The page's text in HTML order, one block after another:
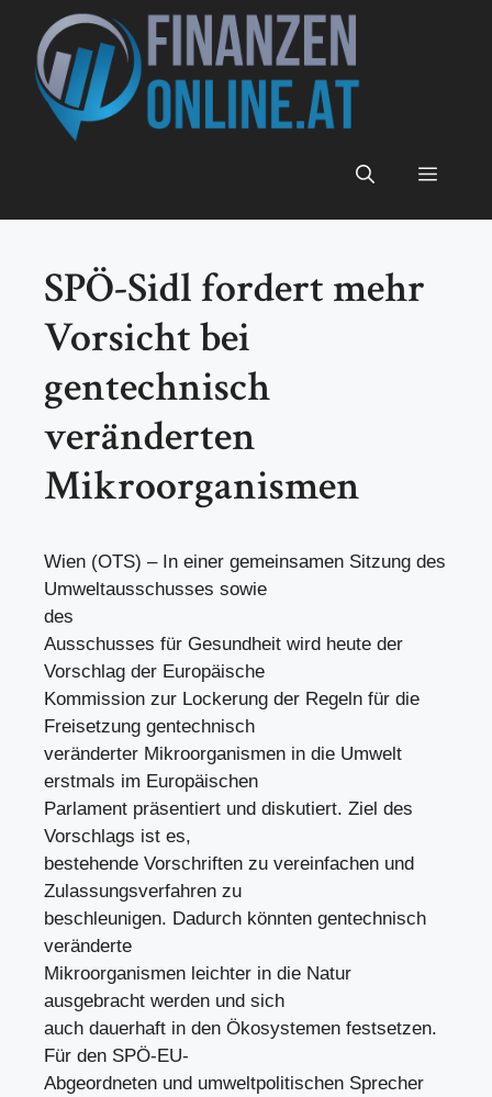
Inhalt
springen
Menü
SPÖ-Sidl fordert mehr
Vorsicht bei
gentechnisch
veränderten
Mikroorganismen
Wien (OTS) – In einer gemeinsamen Sitzung des
Umweltausschusses sowie
des
Ausschusses für Gesundheit wird heute der
Vorschlag der Europäische
Kommission zur Lockerung der Regeln für die
Freisetzung gentechnisch
veränderter Mikroorganismen in die Umwelt
erstmals im Europäischen
Parlament präsentiert und diskutiert. Ziel des
Vorschlags ist es,
bestehende Vorschriften zu vereinfachen und
Zulassungsverfahren zu
beschleunigen. Dadurch könnten gentechnisch
veränderte
Mikroorganismen leichter in die Natur
ausgebracht werden und sich
auch dauerhaft in den Ökosystemen festsetzen.
Für den SPÖ-EU-
Abgeordneten und umweltpolitischen Sprecher